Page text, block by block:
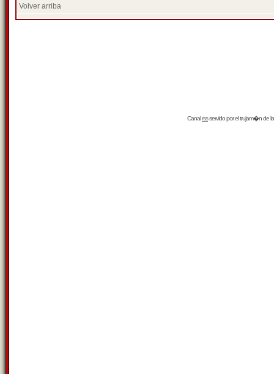
Volver arriba
Canalrssservido por eltrujam�nde